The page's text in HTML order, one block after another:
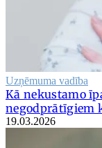
Uzņēmuma vadība
Kā nekustamo
negodprātīgiem
19.03.2026